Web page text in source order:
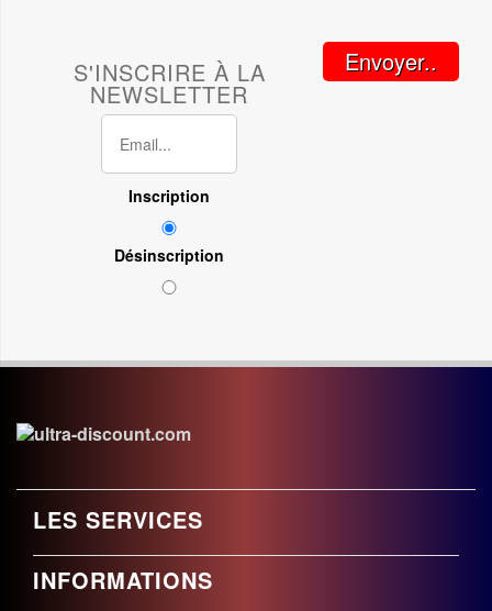
S'INSCRIRE À LA
NEWSLETTER
Inscription
Désinscription
Envoyer..
LES SERVICES
INFORMATIONS